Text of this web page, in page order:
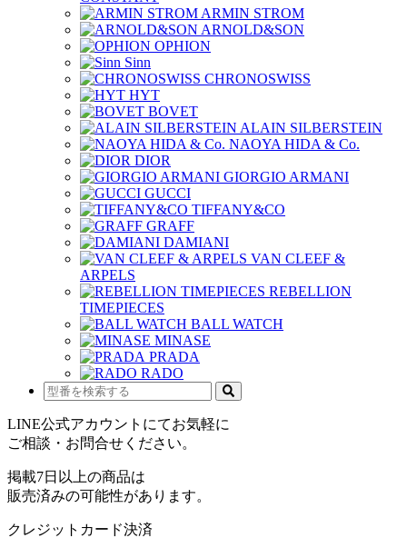
ARMIN STROM
ARNOLD&SON
OPHION
Sinn
CHRONOSWISS
HYT
BOVET
ALAIN SILBERSTEIN
NAOYA HIDA & Co.
DIOR
GIORGIO ARMANI
GUCCI
TIFFANY&CO
GRAFF
DAMIANI
VAN CLEEF &
ARPELS
REBELLION
TIMEPIECES
BALL WATCH
MINASE
PRADA
RADO
LINE公式アカウントにてお気軽に
ご相談・お問合せください。
掲載7日以上の商品は
販売済みの可能性があります。
クレジットカード決済